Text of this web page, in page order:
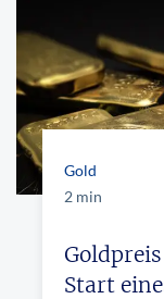
Gold
2 min
Start